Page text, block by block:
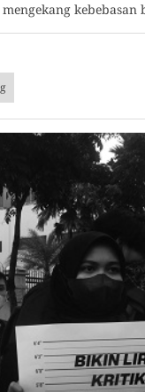
kebebasan